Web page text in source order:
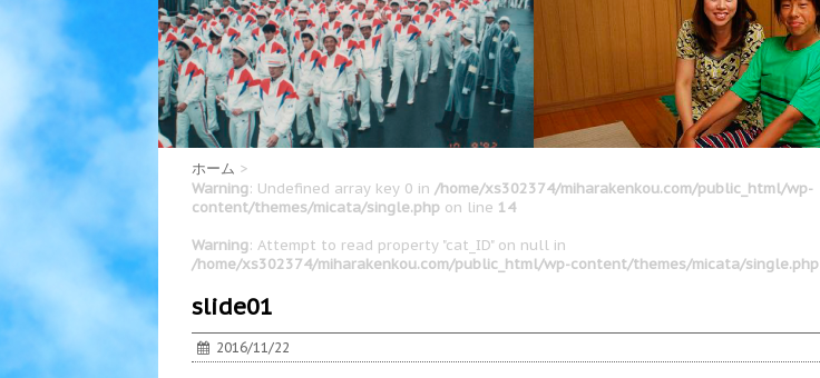
ホーム >
Warning: Undefined array key 0 in /home/xs302374/miharakenkou.com/public_html/wp-
content/themes/micata/single.php on line 14
Warning: Attempt to read property "cat_ID" on null in
/home/xs302374/miharakenkou.com/public_html/wp-content/themes/micata/single.php
slide01
2016/11/22